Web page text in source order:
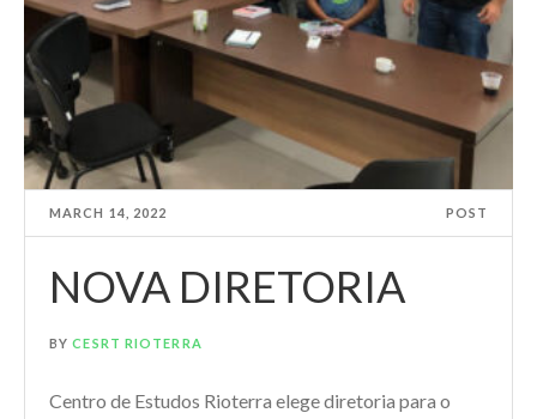
MARCH 14, 2022 POST
NOVA DIRETORIA
BYCESRT RIOTERRA
Centro de Estudos Rioterra elege diretoria para o